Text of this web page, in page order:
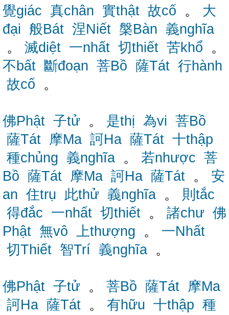
覺giác 真chân 實thật 故cố 。 大
đại 般Bát 涅Niết 槃Bàn 義nghĩa
。 滅diệt 一nhất 切thiết 苦khổ 。
不bất 斷đoạn 菩Bồ 薩Tát 行hành
故cố 。
佛Phật 子tử 。 是thị 為vi 菩Bồ
薩Tát 摩Ma 訶Ha 薩Tát 十thập
種chủng 義nghĩa 。 若nhược 菩
Bồ 薩Tát 摩Ma 訶Ha 薩Tát 。 安
an 住trụ 此thử 義nghĩa 。 則tắc
得đắc 一nhất 切thiết 。 諸chư 佛
Phật 無vô 上thượng 。 一Nhất
切Thiết 智Trí 義nghĩa 。
佛Phật 子tử 。 菩Bồ 薩Tát 摩Ma
訶Ha 薩Tát 。 有hữu 十thập 種